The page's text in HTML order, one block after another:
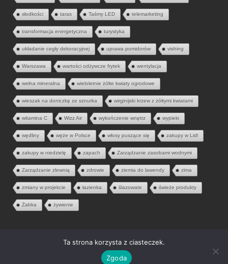
słodkości taras Taśmy LED telemarketing
transformacja energetyczna turystyka
układanie cegły dekoracyjnej uprawa pomidorów vishing
Warszawa wartości odżywcze frytek wentylacja
wełna mineralna wieloletnie żółte kwiaty ogrodowe
wieszak na doniczkę ze sznurka wirginijski krzew z żółtymi kwiatami
witamina C Wizz Air wykończenie wnętrz wypieki
wędliny węże w Polsce włosy puszące się zakupy w Lidl
zakupy w niedzielę zapach Zarządzanie zasobami wodnymi
Zarządzanie zlewnią zdrowie ziemia do lawendy zima
zmiany w projekcie łazienka ślazowate świeże produkty
Żabka żywienie
© 2026 Aria Liter. Wszelkie prawa zastrzeżone.
Ta strona korzysta z ciasteczek.
Zgoda